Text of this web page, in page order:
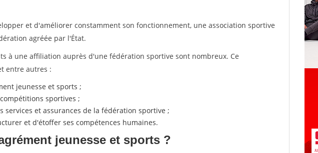
et d'améliorer constamment son fonctionnement, une association sportive
agréée par l'État.
à une affiliation auprès d'une fédération sportive sont nombreux. Ce
entre autres :
jeunesse et sports ;
sportives ;
services et assurances de la fédération sportive ;
et d'étoffer ses compétences humaines.
jeunesse et sports ?